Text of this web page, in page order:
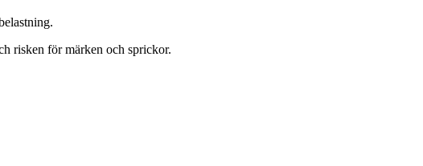
risken för märken och sprickor.